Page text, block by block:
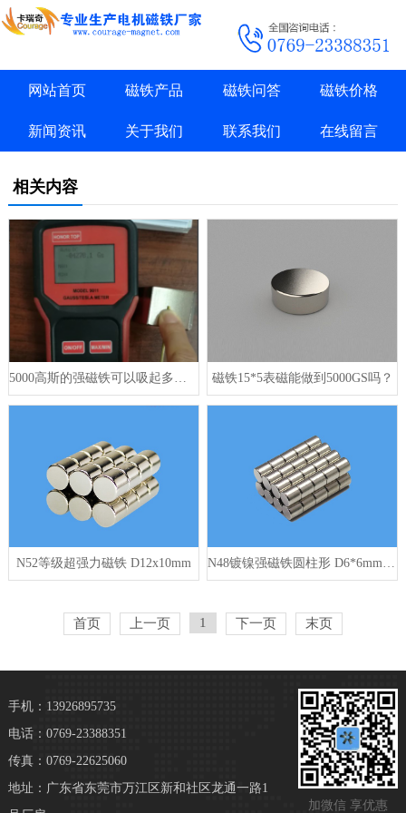
网站首页 磁铁产品 磁铁问答 磁铁价格
新闻资讯 关于我们 联系我们 在线留言
相关内容
磁铁15*5表磁能做到5000GS吗？
N52等级超强力磁铁 D12x10mm N48镀镍强磁铁圆柱形 D6*6mm 5000高斯
首页 上一页 1 下一页 末页
加微信 享优惠
手机：13926895735
电话：0769-23388351
传真：0769-22625060
地址：广东省东莞市万江区新和社区龙通一路1